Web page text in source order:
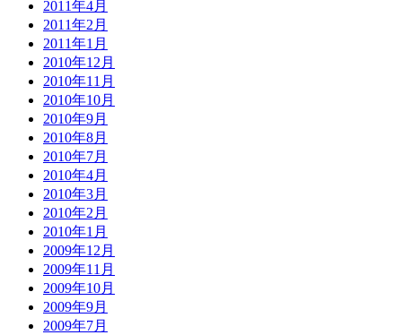
2011年4月
2011年2月
2011年1月
2010年12月
2010年11月
2010年10月
2010年9月
2010年8月
2010年7月
2010年4月
2010年3月
2010年2月
2010年1月
2009年12月
2009年11月
2009年10月
2009年9月
2009年7月